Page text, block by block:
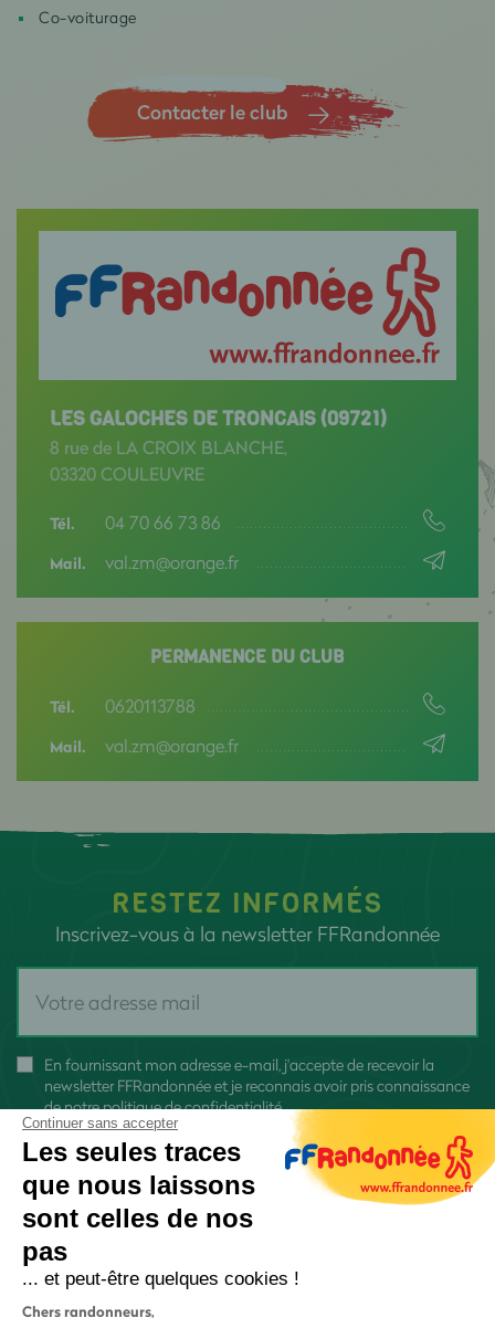
Co-voiturage
Contacter le club
LES GALOCHES DE TRONCAIS (09721)
8 rue de LA CROIX BLANCHE,
03320 COULEUVRE
Tél. 04 70 66 73 86
Mail. val.zm@orange.fr
PERMANENCE DU CLUB
Tél. 0620113788
Mail. val.zm@orange.fr
RESTEZ INFORMÉS
Inscrivez-vous à la newsletter FFRandonnée
En fournissant mon adresse e-mail, j'accepte de recevoir la
newsletter FFRandonnée et je reconnais avoir pris connaissance
denotre politique de confidentialité
Continuer sans accepter
Les seules traces
que nous laissons
sont celles de nos
pas
... et peut-être quelques cookies !
Chers randonneurs,